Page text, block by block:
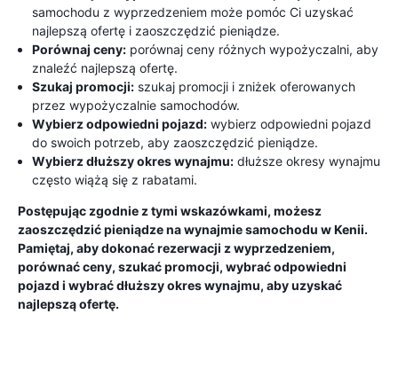
samochodu z wyprzedzeniem może pomóc Ci uzyskać
najlepszą ofertę i zaoszczędzić pieniądze.
Porównaj ceny: porównaj ceny różnych wypożyczalni, aby
znaleźć najlepszą ofertę.
Szukaj promocji: szukaj promocji i zniżek oferowanych
przez wypożyczalnie samochodów.
Wybierz odpowiedni pojazd: wybierz odpowiedni pojazd
do swoich potrzeb, aby zaoszczędzić pieniądze.
Wybierz dłuższy okres wynajmu: dłuższe okresy wynajmu
często wiążą się z rabatami.
Postępując zgodnie z tymi wskazówkami, możesz
zaoszczędzić pieniądze na wynajmie samochodu w Kenii.
Pamiętaj, aby dokonać rezerwacji z wyprzedzeniem,
porównać ceny, szukać promocji, wybrać odpowiedni
pojazd i wybrać dłuższy okres wynajmu, aby uzyskać
najlepszą ofertę.